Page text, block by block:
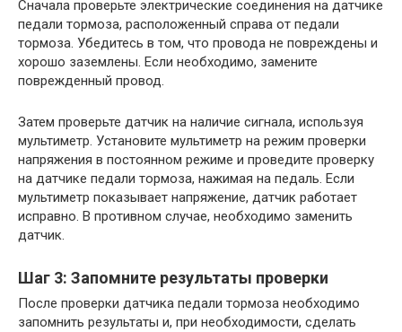
Сначала проверьте электрические соединения на датчике
педали тормоза, расположенный справа от педали
тормоза. Убедитесь в том, что провода не повреждены и
хорошо заземлены. Если необходимо, замените
поврежденный провод.
Затем проверьте датчик на наличие сигнала, используя
мультиметр. Установите мультиметр на режим проверки
напряжения в постоянном режиме и проведите проверку
на датчике педали тормоза, нажимая на педаль. Если
мультиметр показывает напряжение, датчик работает
исправно. В противном случае, необходимо заменить
датчик.
Шаг 3: Запомните результаты проверки
После проверки датчика педали тормоза необходимо
запомнить результаты и, при необходимости, сделать